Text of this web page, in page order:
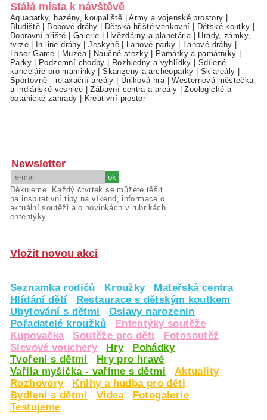
Stálá místa k návštěvě
Aquaparky, bazény, koupaliště |Army a vojenské prostory
Bludiště
Bobové dráhy Dětská hřiště venkovní Dětské koutky
Dopravní hřiště
Galerie Hvězdárny a planetária|
Hrady, zámky,
tvrze| In-line dráhy |Jeskyně| Lanové parky Lanové dráhy
Laser Game
Muzea| Naučné stezky Památky a památníky
Parky| Podzemní chodby Rozhledny a vyhlídky
Sdílené
kanceláře pro maminky |Skanzeny a archeoparky Skiareály
Sportovně - relaxační areály
Úniková hra|Westernová městečka
a indiánské vesnice |Zábavní centra a areály |Zoologické a
botanické zahrady
Kreativní prostor
Newsletter
Děkujeme. Každý čtvrtek se můžete těšit
na inspirativní tipy na víkend, informace o
aktuální soutěži a o novinkách v rubrikách
ententýky.
Vložit novou akci
Seznamka rodičů Kroužky
Mateřská centra
Hlídání dětí
Restaurace s dětským koutkem
Ubytování s dětmi
Oslavy narozenin
Pořadatelé kroužků
Ententýky soutěže
Kupovačka
Soutěže pro děti
Fotosoutěž
Slevové vouchery
Hry
Pohádky
Tvoření s dětmi
Hry pro hravé
Vařila myšička - vaříme s dětmi
Aktuality
Rozhovory
Knihy a hudba pro děti
Bydlení s dětmi
Videa
Fotogalerie
Testujeme